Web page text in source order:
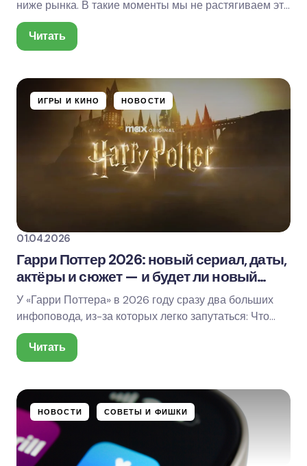
ниже рынка. В такие моменты мы не растягиваем это
на месяц и не делаем «вечную акцию». Мы…
Читать
ИГРЫ И КИНО НОВОСТИ
01.04.2026
Гарри Поттер 2026: новый сериал, даты,
актёры и сюжет — и будет ли новый
фильм?
У «Гарри Поттера» в 2026 году сразу два больших
инфоповода, из-за которых легко запутаться: Что
точно выходит: сериал HBO «Harry Potter and…
Читать
НОВОСТИ СОВЕТЫ И ФИШКИ